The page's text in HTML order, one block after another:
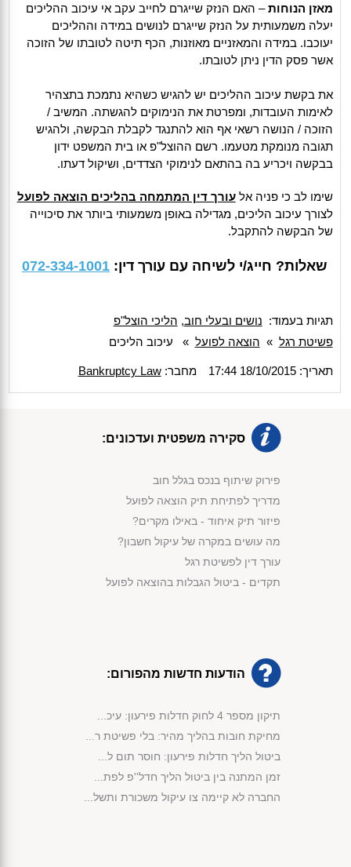
מאזן הנוחות– האם הנזק שייגרם לחייב עקב אי עיכוב ההליכים
יעלה משמעותית על הנזק שייגרם לנושים במידה וההליכים
יעוכבו. במידה והמאזניים מאוזנות, הכף תיטה לטובתו של הזוכה
אשר פסק הדין ניתן לטובתו.
את בקשת עיכוב ההליכים יש להגיש כשהיא נתמכת בתצהיר
לאימות העובדות, ומפרטת את הנימוקים להגשתה. המשיב /
הזוכה / הנושה רשאי אף הוא להתנגד לקבלת הבקשה, ולהגיש
תגובה מנומקת מטעמו. רשם ההוצל"פ או בית המשפט ידון
בבקשה ויכריע בה בהתאם לנימוקי הצדדים, ושיקול דעתו.
שימו לב כי פניה אלעורך דין המתמחה בהליכים הוצאה לפועל
לצורך עיכוב הליכים, מגדילה באופן משמעותי ביותר את סיכוייה
של הבקשה להתקבל.
שאלות? חייג/י לשיחה עם עורך דין: 072-334-1001
תגיות בעמוד: נושים ובעלי חוב, הליכי הוצל"פ
פשיטת רגל » הוצאה לפועל » עיכוב הליכים
תאריך: 18/10/2015 17:44 מחבר:Bankruptcy Law
סקירה משפטית ועדכונים:
פירוק שיתוף בנכס בגלל חוב
מדריך לפתיחת תיק הוצאה לפועל
פיזור תיק איחוד - באילו מקרים?
מה עושים במקרה של עיקול חשבון?
עורך דין לפשיטת רגל
תקדים - ביטול הגבלות בהוצאה לפועל
הודעות חדשות מהפורום:
תיקון מספר 4 לחוק חדלות פירעון: עיכ...
מחיקת חובות בהליך מהיר: בלי פשיטת ר...
ביטול הליך חדלות פירעון: חוסר תום ל...
זמן המתנה בין ביטול הליך חדל''פ לפת...
החברה לא קיימה צו עיקול משכורת ותשל...